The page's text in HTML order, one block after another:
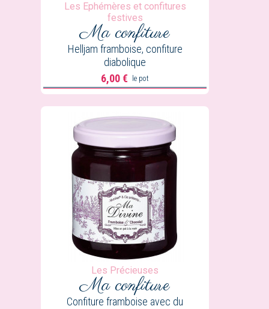
Les Ephémères et confitures
festives
Ma confiture
Helljam framboise, confiture
diabolique
Prix
6,00 € le pot
Les Précieuses
Ma confiture
Confiture framboise avec du